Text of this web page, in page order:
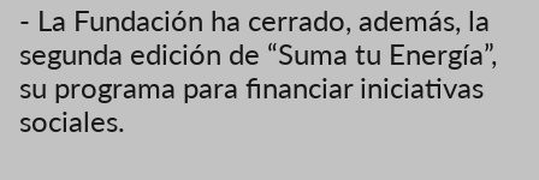
- La Fundación ha cerrado, además, la
segunda edición de “Suma tu Energía”,
su programa para financiar iniciativas
sociales.